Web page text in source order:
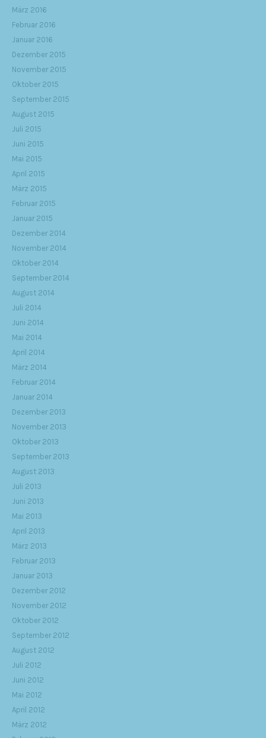
März 2016
Februar 2016
Januar 2016
Dezember 2015
November 2015
Oktober 2015
September 2015
August 2015
Juli 2015
Juni 2015
Mai 2015
April 2015
März 2015
Februar 2015
Januar 2015
Dezember 2014
November 2014
Oktober 2014
September 2014
August 2014
Juli 2014
Juni 2014
Mai 2014
April 2014
März 2014
Februar 2014
Januar 2014
Dezember 2013
November 2013
Oktober 2013
September 2013
August 2013
Juli 2013
Juni 2013
Mai 2013
April 2013
März 2013
Februar 2013
Januar 2013
Dezember 2012
November 2012
Oktober 2012
September 2012
August 2012
Juli 2012
Juni 2012
Mai 2012
April 2012
März 2012